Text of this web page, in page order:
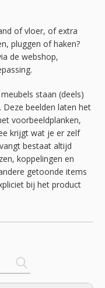
of vloer, of extra
pluggen of haken?
de webshop,
staan (deels)
Deze beelden laten het
voorbeeldplanken,
krijgt wat je er zelf
bestaat altijd
koppelingen en
getoonde items
bij het product